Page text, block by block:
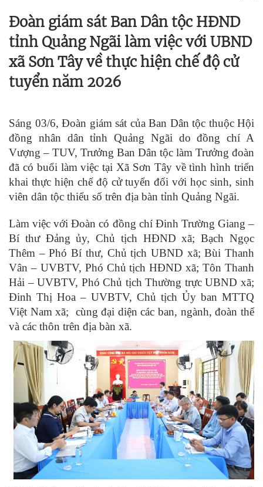
Đoàn giám sát Ban Dân tộc HĐND
tỉnh Quảng Ngãi làm việc với UBND
xã Sơn Tây về thực hiện chế độ cử
tuyển năm 2026
Sáng 03/6, Đoàn giám sát của Ban Dân tộc thuộc Hội
đồng nhân dân tỉnh Quảng Ngãi do đồng chí A
Vượng – TUV, Trưởng Ban Dân tộc làm Trưởng đoàn
đã có buổi làm việc tại Xã Sơn Tây về tình hình triển
khai thực hiện chế độ cử tuyển đối với học sinh, sinh
viên dân tộc thiểu số trên địa bàn tỉnh Quảng Ngãi.
Làm việc với Đoàn có đồng chí Đinh Trường Giang –
Bí thư Đảng ủy, Chủ tịch HĐND xã; Bạch Ngọc
Thêm – Phó Bí thư, Chủ tịch UBND xã; Bùi Thanh
Vân – UVBTV, Phó Chủ tịch HĐND xã; Tôn Thanh
Hải – UVBTV, Phó Chủ tịch Thường trực UBND xã;
Đinh Thị Hoa – UVBTV, Chủ tịch Ủy ban MTTQ
Việt Nam xã; cùng đại diện các ban, ngành, đoàn thể
và các thôn trên địa bàn xã.